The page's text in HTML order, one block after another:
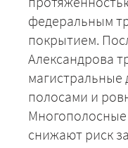
федеральным
покрытием.
Александрова
полосами и
снижают риск